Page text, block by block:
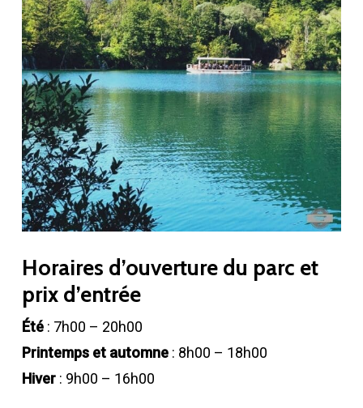
Horaires d’ouverture du parc et
prix d’entrée
Été: 7h00 – 20h00
Printemps et automne: 8h00 – 18h00
Hiver: 9h00 – 16h00